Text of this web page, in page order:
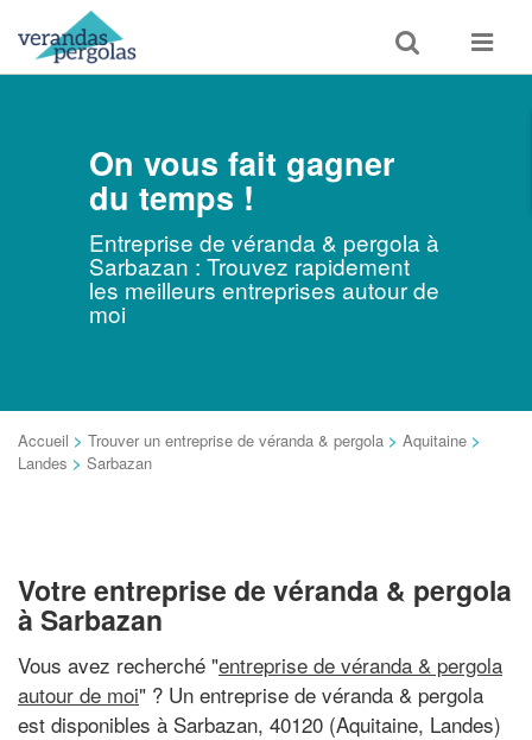
Toggle
search
Toggle
On vous fait gagner
du temps !
Entreprise de véranda & pergola à
Sarbazan : Trouvez rapidement
les meilleurs entreprises autour de
moi
Accueil > Trouver un entreprise de véranda & pergola > Aquitaine >
Landes > Sarbazan
Votre entreprise de véranda & pergola
à Sarbazan
Vous avez recherché "entreprise de véranda & pergola
autour de moi" ? Un entreprise de véranda & pergola
est disponibles à Sarbazan, 40120 (Aquitaine, Landes)